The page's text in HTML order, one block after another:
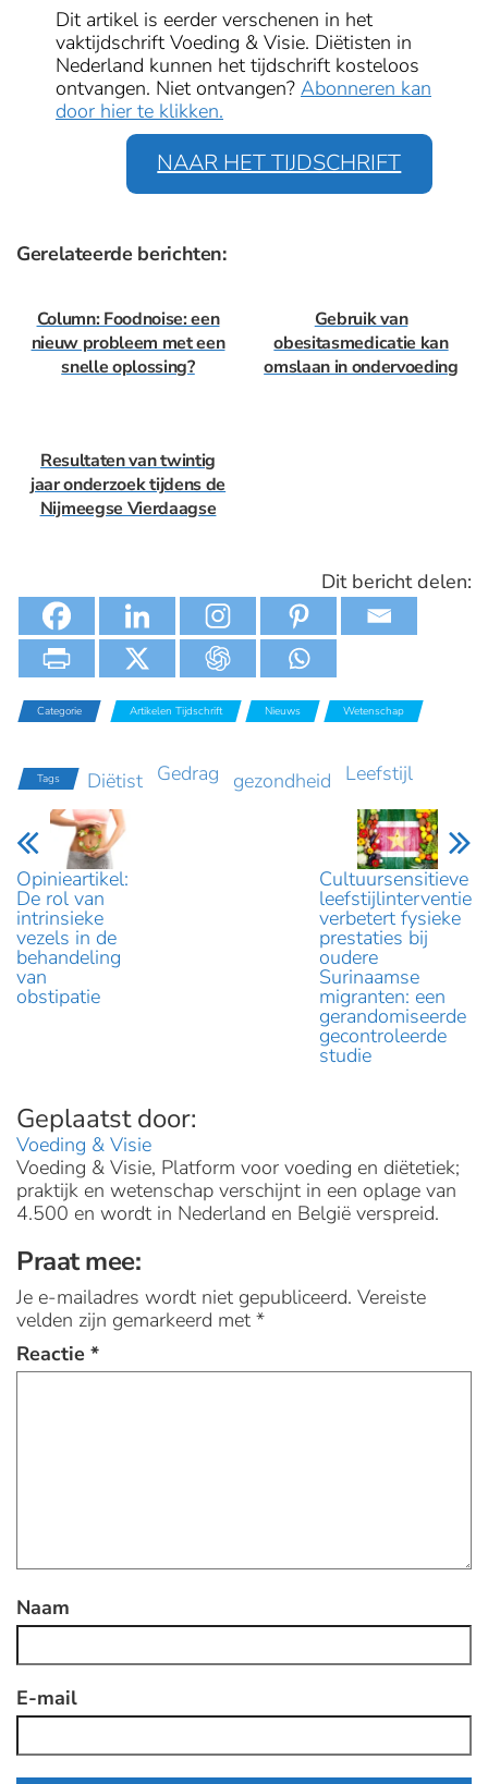
Dit artikel is eerder verschenen in het
vaktijdschrift Voeding & Visie. Diëtisten in
Nederland kunnen het tijdschrift kosteloos
ontvangen. Niet ontvangen? Abonneren kan
door hier te klikken.
NAAR HET TIJDSCHRIFT
Gerelateerde berichten:
Column: Foodnoise: een
nieuw probleem met een
snelle oplossing?
Gebruik van
obesitasmedicatie kan
omslaan in ondervoeding
Resultaten van twintig
jaar onderzoek tijdens de
Nijmeegse Vierdaagse
Dit bericht delen:
Categorie Artikelen Tijdschrift Nieuws
Wetenschap
Tags Diëtist Gedrag gezondheid Leefstijl
Opinieartikel:
De rol van
intrinsieke
vezels in de
behandeling
van
obstipatie
Cultuursensitieve
leefstijlinterventie
verbetert fysieke
prestaties bij
oudere
Surinaamse
migranten: een
gerandomiseerde
gecontroleerde
studie
Voeding & Visie
Voeding & Visie, Platform voor voeding en diëtetiek;
praktijk en wetenschap verschijnt in een oplage van
4.500 en wordt in Nederland en België verspreid.
Praat mee:
Je e-mailadres wordt niet gepubliceerd. Vereiste
velden zijn gemarkeerd met *
Reactie *
Naam
E-mail